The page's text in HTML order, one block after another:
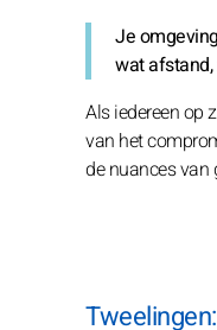
Je
wat
Als iedereen op
van het
de nuances van